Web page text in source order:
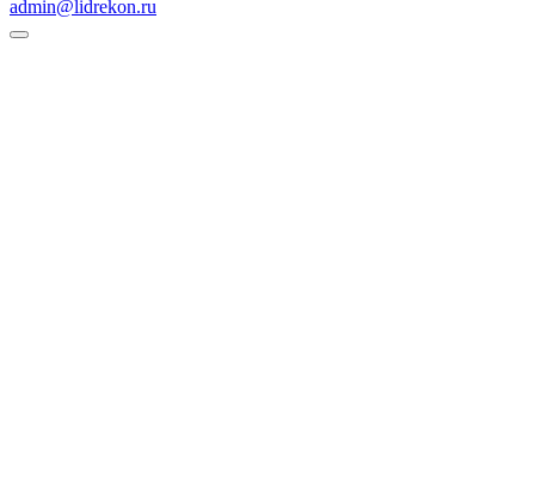
admin@lidrekon.ru